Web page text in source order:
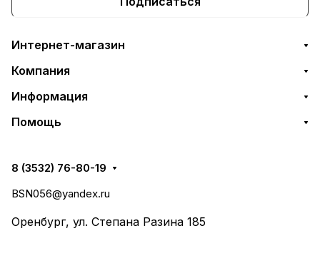
Интернет-магазин
Компания
Информация
Помощь
8 (3532) 76-80-19
BSN056@yandex.ru
Оренбург, ул. Степана Разина 185